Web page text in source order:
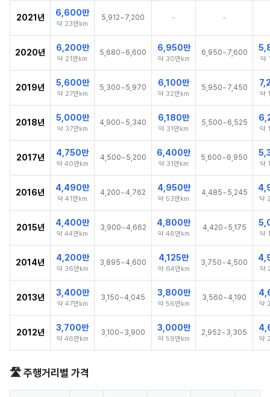
2021년 6,600만
약 23만km
5,912~7,200 - -
2020년 6,200만
약 21만km
5,680~6,600 6,950만
약 30만km
6,950~7,600
약
2019년 5,600만
약 27만km
5,300~5,970 6,100만
약 32만km
5,950~7,450
약
2018년 5,000만
약 37만km
4,900~5,340 6,180만
약 31만km
5,500~6,525
약
2017년 4,750만
약 40만km
4,500~5,200 6,400만
약 31만km
5,600~6,950
약
2016년 4,490만
약 41만km
4,200~4,762 4,950만
약 53만km
4,485~5,245
약
2015년 4,400만
약 44만km
3,900~4,662 4,800만
약 48만km
4,420~5,175
약
2014년 4,200만
약 36만km
3,895~4,600 4,125만
약 64만km
3,750~4,500
약
2013년 3,400만
약 47만km
3,150~4,045 3,800만
약 56만km
3,560~4,190
약
2012년 3,700만
약 46만km
3,100~3,900 3,000만
약 59만km
2,952~3,305
약
🛣️ 주행거리별 가격